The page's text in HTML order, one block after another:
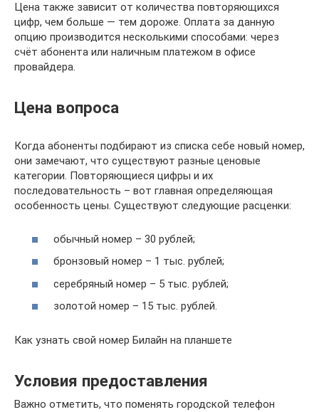
Цена также зависит от количества повторяющихся
цифр, чем больше — тем дороже. Оплата за данную
опцию производится несколькими способами: через
счёт абонента или наличным платежом в офисе
провайдера.
Цена вопроса
Когда абоненты подбирают из списка себе новый номер,
они замечают, что существуют разные ценовые
категории. Повторяющиеся цифры и их
последовательность – вот главная определяющая
особенность цены. Существуют следующие расценки:
обычный номер – 30 рублей;
бронзовый номер – 1 тыс. рублей;
серебряный номер – 5 тыс. рублей;
золотой номер – 15 тыс. рублей.
Как узнать свой номер Билайн на планшете
Условия предоставления
Важно отметить, что поменять городской телефон